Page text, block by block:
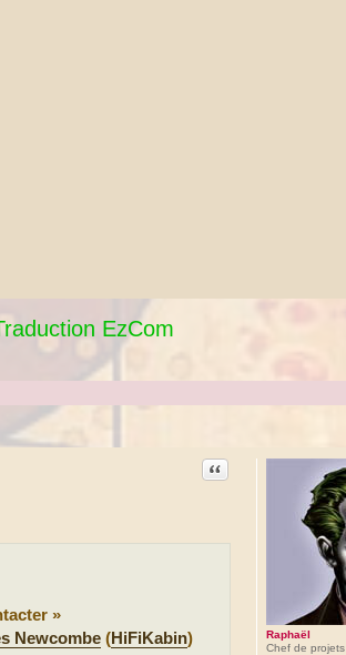
EzCom
Raphaël
Chef de projets
Citation
»
Newcombe (HiFiKabin)